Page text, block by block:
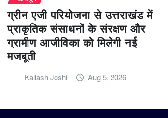
ग्रीन एजी परियोजना से उत्तराखंड में
प्राकृतिक संसाधनों के संरक्षण और
ग्रामीण आजीविका को मिलेगी नई
मजबूती
Kailash Joshi Aug 5, 2026